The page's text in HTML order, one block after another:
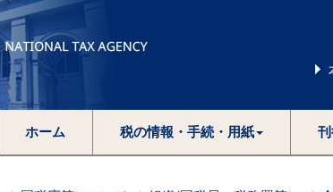
ホーム 税の情報・手続・用紙